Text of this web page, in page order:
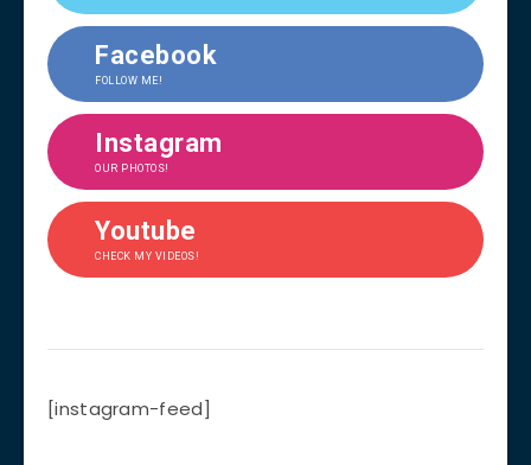
Facebook
FOLLOW ME!
Instagram
OUR PHOTOS!
Youtube
CHECK MY VIDEOS!
[instagram-feed]